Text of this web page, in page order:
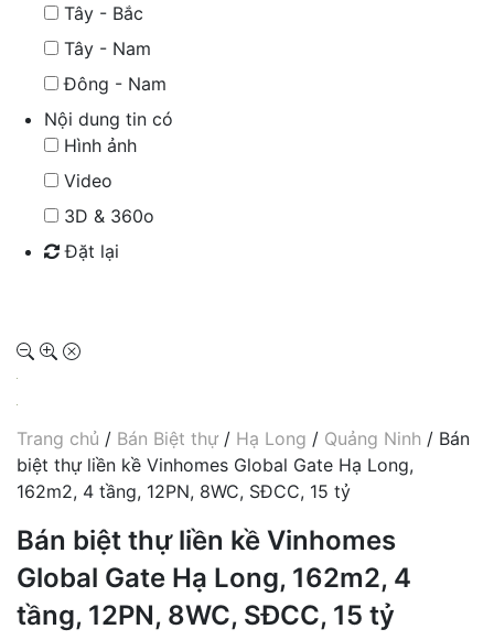
Tây - Bắc
Tây - Nam
Đông - Nam
Nội dung tin có
Hình ảnh
Video
3D & 360o
Đặt lại
Trang chủ / Bán Biệt thự / Hạ Long / Quảng Ninh / Bán
biệt thự liền kề Vinhomes Global Gate Hạ Long,
162m2, 4 tầng, 12PN, 8WC, SĐCC, 15 tỷ
Bán biệt thự liền kề Vinhomes
Global Gate Hạ Long, 162m2, 4
tầng, 12PN, 8WC, SĐCC, 15 tỷ